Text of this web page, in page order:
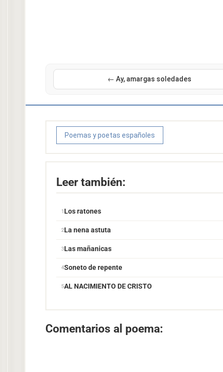
← Ay, amargas soledades
Poemas y poetas españoles
Leer también:
Los ratones
La nena astuta
Las mañanicas
Soneto de repente
AL NACIMIENTO DE CRISTO
Comentarios al poema: